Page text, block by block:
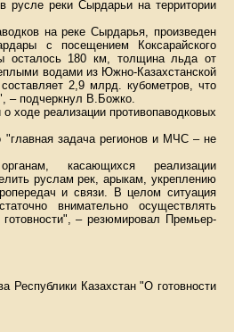
русле реки Сырдарьи на территории
на реке Сырдарья, произведен
с посещением Коксарайского
осталось 180 км, толщина льда от
водами из Южно-Казахстанской
2,9 млрд. кубометров, что
– подчеркнул В.Божко.
ходе реализации противопаводковых
"главная задача регионов и МЧС – не
касающихся реализации
руслам рек, арыкам, укреплению
и связи. В целом ситуация
внимательно осуществлять
– резюмировал Премьер-
Республики Казахстан "О готовности